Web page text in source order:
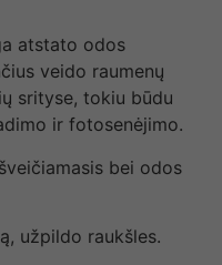
atstato odos
veido raumenų
srityse, tokiu būdu
ir fotosenėjimo.
bei odos
užpildo raukšles.